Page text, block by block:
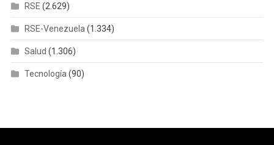
RSE (2.629)
RSE-Venezuela (1.334)
Salud (1.306)
Tecnología (90)